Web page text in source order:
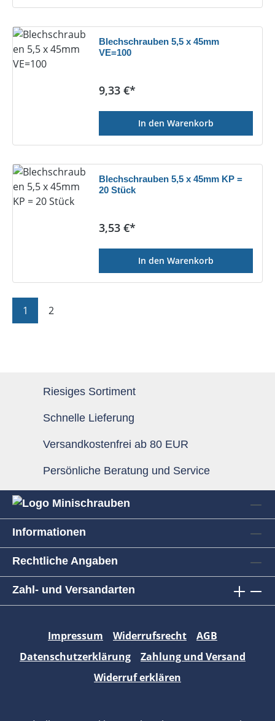
Blechschrauben 5,5 x 45mm
VE=100
Regulärer Preis:
9,33 €*
In den Warenkorb
Blechschrauben 5,5 x 45mm KP =
20 Stück
Regulärer Preis:
3,53 €*
In den Warenkorb
Seite
1 Seite
2
Riesiges Sortiment
Schnelle Lieferung
Versandkostenfrei ab 80 EUR
Persönliche Beratung und Service
Informationen
Rechtliche Angaben
Zahl- und Versandarten
Impressum Widerrufsrecht
AGB
Datenschutzerklärung
Zahlung und Versand
Widerruf erklären